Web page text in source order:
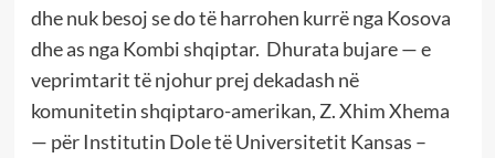
dhe nuk besoj se do të harrohen kurrë nga Kosova
dhe as nga Kombi shqiptar. Dhurata bujare — e
veprimtarit të njohur prej dekadash në
komunitetin shqiptaro-amerikan, Z. Xhim Xhema
— për Institutin Dole të Universitetit Kansas –